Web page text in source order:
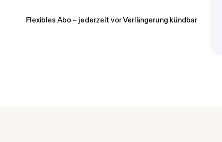
Flexibles Abo – jederzeit vor Verlängerung kündbar